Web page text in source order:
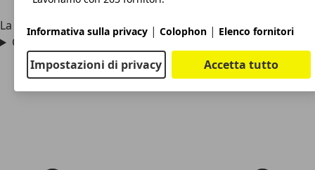
La Mitsubishi L300 è venduta solo nelle Filippine.
Quanto è lunga la Mitsubishi L300?
Informativa sulla privacy | Colophon | Elenco fornitori
Impostazioni di privacy Accetta tutto